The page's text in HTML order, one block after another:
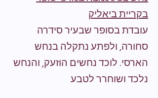
בקריית ביאליק
עובדת בסופר שבעיר סידרה
סחורה, ולפתע נתקלה בנחש
הארסי. לוכד נחשים הוזעק, והנחש
נלכד ושוחרר לטבע